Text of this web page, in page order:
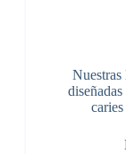
Nuestras